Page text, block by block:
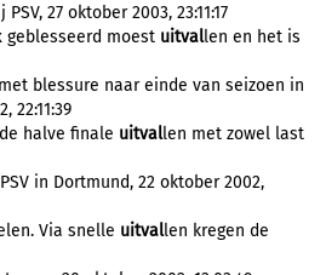
27 oktober 2003, 23:11:17
geblesseerd moest uitvallen en het is
blessure naar einde van seizoen in
22:11:39
halve finale uitvallen met zowel last
in Dortmund, 22 oktober 2002,
Via snelle uitvallen kregen de